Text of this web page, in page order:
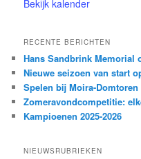
Bekijk kalender
RECENTE BERICHTEN
Hans Sandbrink Memorial
Nieuwe seizoen van start
Spelen bij Moira-Domtoren
Zomeravondcompetitie:
Kampioenen 2025-2026
NIEUWSRUBRIEKEN